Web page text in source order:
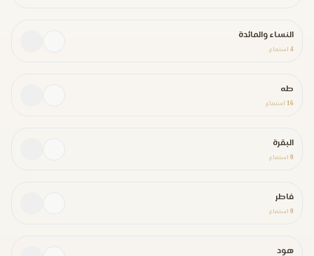
النساء والمائدة
4 استماع
طه
16 استماع
البقرة
0 استماع
فاطر
0 استماع
هود